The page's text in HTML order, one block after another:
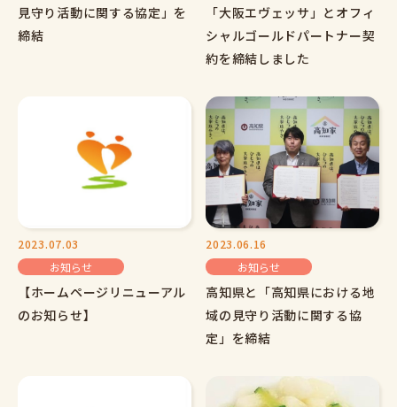
見守り活動に関する協定」を
締結
「大阪エヴェッサ」とオフィ
シャルゴールドパートナー契
約を締結しました
2023.07.03
お知らせ
【ホームページリニューアル
のお知らせ】
2023.06.16
お知らせ
高知県と「高知県における地
域の見守り活動に関する協
定」を締結